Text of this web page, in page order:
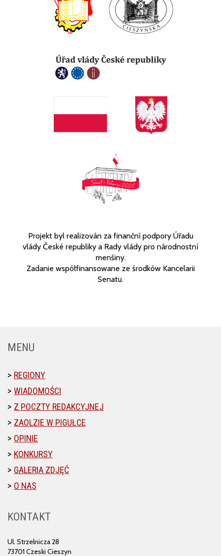
Projekt byl realizován za finanční podpory Úřadu
vlády České republiky a Rady vlády pro národnostní
menšiny.
Zadanie współfinansowane ze środków Kancelarii
Senatu.
MENU
REGIONY
WIADOMOŚCI
Z POCZTY REDAKCYJNEJ
ZAOLZIE W PIGUŁCE
OPINIE
KONKURSY
GALERIA ZDJĘĆ
O NAS
KONTAKT
Ul. Strzelnicza 28
73701 Czeski Cieszyn